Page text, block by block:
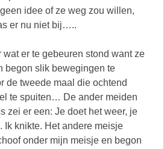
idee of ze weg zou willen,
er nu niet bij…..
er te gebeuren stond want ze
begon slik bewegingen te
de tweede maal die ochtend
te spuiten… De ander meiden
zei er een: Je doet het weer, je
knikte. Het andere meisje
onder mijn meisje en begon